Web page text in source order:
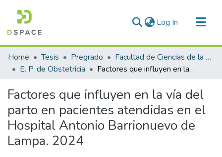
Log In (current)
Communities & Collections
All of DSpace
Home Tesis Pregrado
Facultad de Ciencias de la Salud
E. P. de Obstetricia
Factores que influyen en la vía del parto en pacientes atendidas en el Hospital Antonio Barrionuevo de Lampa. 2024
Factores que influyen en la vía del
parto en pacientes atendidas en el
Hospital Antonio Barrionuevo de
Lampa. 2024